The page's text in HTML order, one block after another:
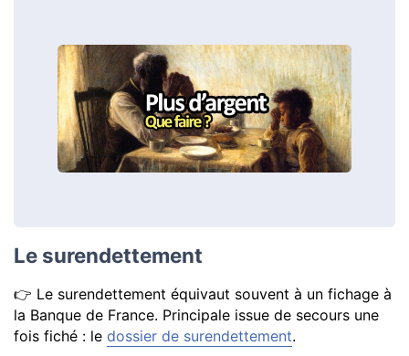
Le surendettement
👉 Le surendettement équivaut souvent à un fichage à
la Banque de France. Principale issue de secours une
fois fiché : le dossier de surendettement.